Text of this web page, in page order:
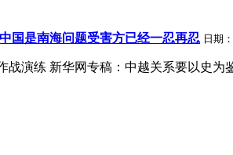
国是南海问题受害方已经一忍再忍 日期：
战演练 新华网专稿：中越关系要以史